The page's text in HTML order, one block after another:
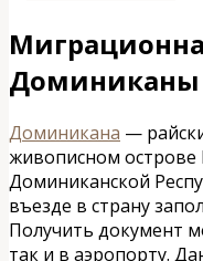
Доминиканы
Доминикана —
живописном острове
Доминиканской
въезде в страну
Получить документ
так и в аэропорту.